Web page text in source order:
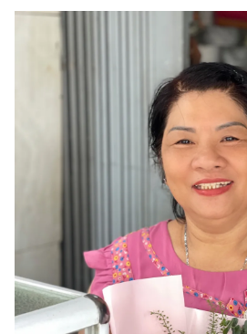
cấp ngày 29/12/2023
Vũ Thanh Thủy
Phó Tổng Biên tập:
Nguyễn Thị Mỹ
024.38 355 931 -
Ðiện thoại Thời báo VTV:024.66 897
toasoan@vtv.vn
024-7300.7108